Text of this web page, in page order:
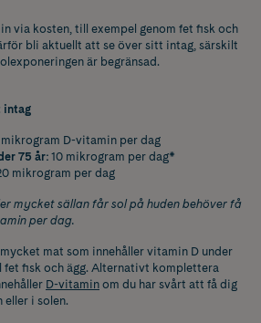
via kosten, till exempel genom fet fisk och
bli aktuellt att se över sitt intag, särskilt
är begränsad.
intag
mikrogram D-vitamin per dag
75 år: 10 mikrogram per dag*
mikrogram per dag
mycket sällan får sol på huden behöver få
per dag.
mat som innehåller vitamin D under
fet fisk och ägg. Alternativt komplettera
D-vitamin om du har svårt att få dig
eller i solen.